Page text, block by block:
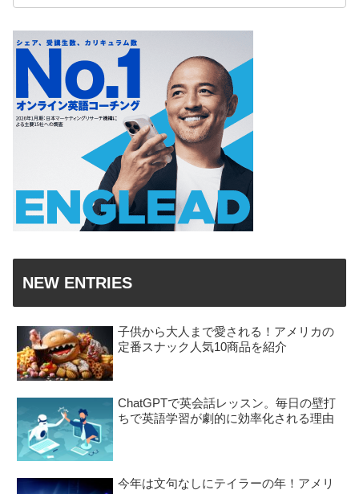
NEW ENTRIES
子供から大人まで愛される！アメリカの
定番スナック人気10商品を紹介
ChatGPTで英会話レッスン。毎日の壁打
ちで英語学習が劇的に効率化される理由
今年は文句なしにテイラーの年！アメリ